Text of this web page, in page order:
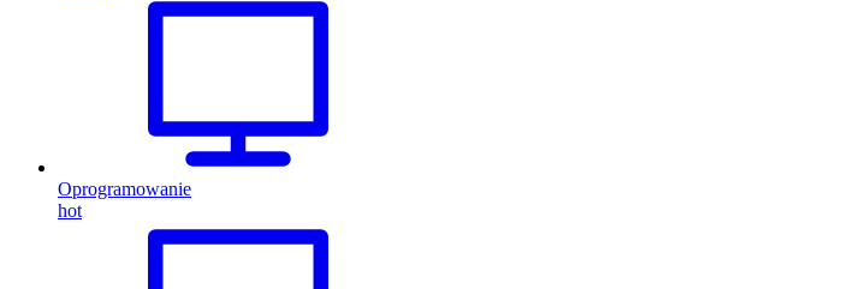
Oprogramowanie
hot